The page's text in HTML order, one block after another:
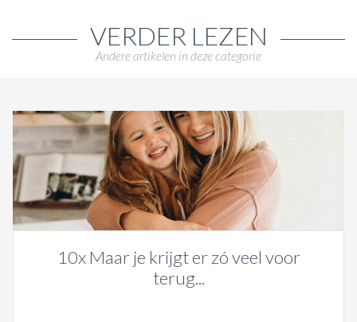
VERDER LEZEN
Andere artikelen in deze categorie
10x Maar je krijgt er zó veel voor
terug...